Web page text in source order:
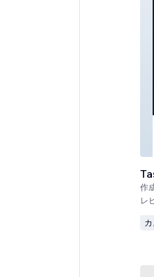
作
レ